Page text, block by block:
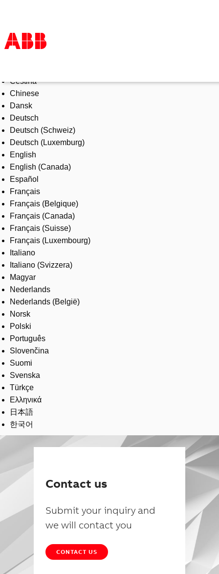
Products & Solutions
Industries
Services
About us
Where to buy
Contact us
Careers
Čeština
Chinese
Dansk
Deutsch
Deutsch (Schweiz)
Deutsch (Luxemburg)
English
English (Canada)
Español
Français
Français (Belgique)
Français (Canada)
Français (Suisse)
Français (Luxembourg)
Italiano
Italiano (Svizzera)
Magyar
Nederlands
Nederlands (België)
Norsk
Polski
Português
Slovenčina
Suomi
Svenska
Türkçe
Ελληνικά
日本語
한국어
Contact us
Submit your inquiry and
we will contact you
CONTACT US